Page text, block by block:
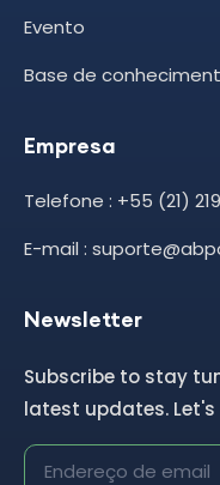
Evento
Base de
Empresa
Telefone : +55 (21)
E-mail :
Newsletter
Subscribe to stay
latest updates.